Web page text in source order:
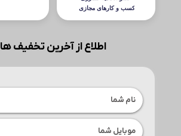
اطلاع از آخرین تخفیف ها